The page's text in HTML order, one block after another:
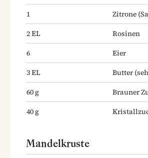
1
Zitrone
2EL
Rosinen
6
Eier
3EL Butter
60g
Brauner
40g
Mandelkruste